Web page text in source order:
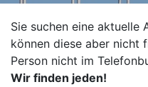
Sie suchen eine aktuelle
können diese aber nicht
Person nicht im
Wir finden jeden!